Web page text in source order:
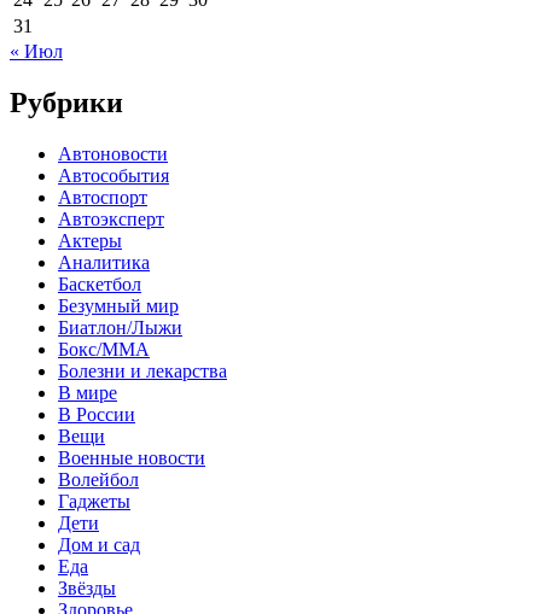
31
« Июл
Рубрики
Автоновости
Автособытия
Автоспорт
Автоэксперт
Актеры
Аналитика
Баскетбол
Безумный мир
Биатлон/Лыжи
Бокс/MMA
Болезни и лекарства
В мире
В России
Вещи
Военные новости
Волейбол
Гаджеты
Дети
Дом и сад
Еда
Звёзды
Здоровье